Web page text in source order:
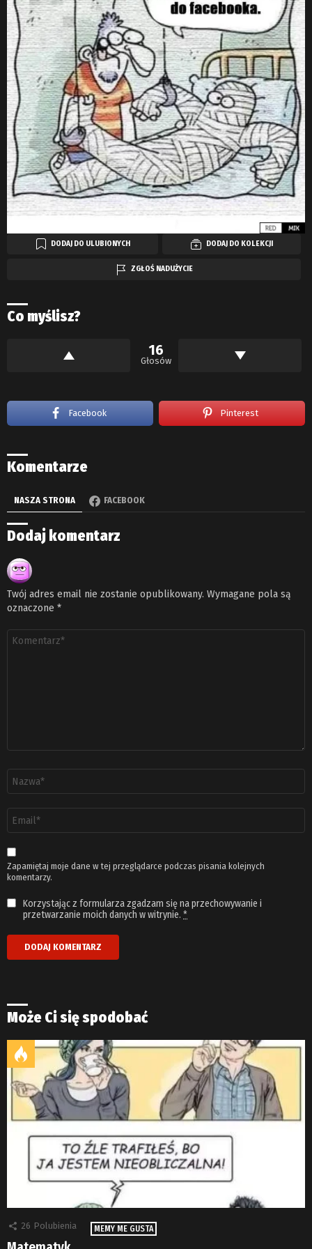
DODAJ DO ULUBIONYCH DODAJ DO KOLEKCJI
ZGŁOŚ NADUŻYCIE
Co myślisz?
16
Głosów
Facebook Pinterest
Komentarze
NASZA STRONA FACEBOOK
Dodaj komentarz
Twój adres email nie zostanie opublikowany. Wymagane pola są
oznaczone *
Komentarz
email
*
Zapamiętaj moje dane w tej przeglądarce podczas pisania kolejnych
komentarzy.
Korzystając z formularza zgadzam się na przechowywanie i
przetwarzanie moich danych w witrynie. *
Może Ci się spodobać
26 Polubienia MEMY ME GUSTA